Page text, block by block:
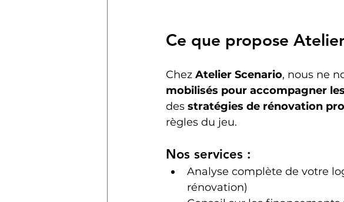
Ce que propose
Chez Atelier Scenario, nous ne
mobilisés pour accompagner
des stratégies de rénovation
règles du jeu.
Nos services :
Analyse complète de votre
rénovation)